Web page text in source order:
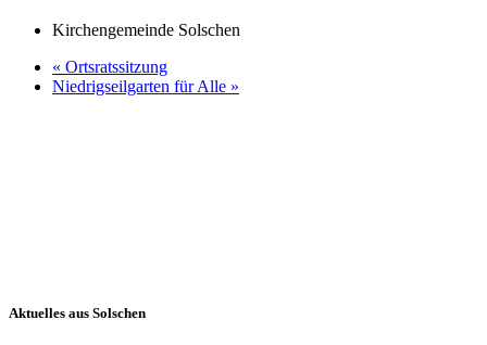
Kirchengemeinde Solschen
« Ortsratssitzung
Niedrigseilgarten für Alle »
Aktuelles aus Solschen